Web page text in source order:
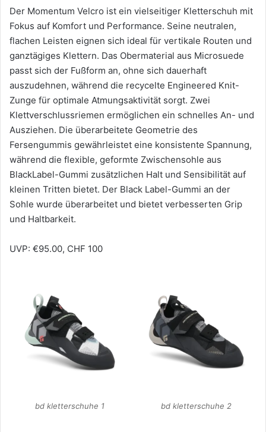
Der Momentum Velcro ist ein vielseitiger Kletterschuh mit
Fokus auf Komfort und Performance. Seine neutralen,
flachen Leisten eignen sich ideal für vertikale Routen und
ganztägiges Klettern. Das Obermaterial aus Microsuede
passt sich der Fußform an, ohne sich dauerhaft
auszudehnen, während die recycelte Engineered Knit-
Zunge für optimale Atmungsaktivität sorgt. Zwei
Klettverschlussriemen ermöglichen ein schnelles An- und
Ausziehen. Die überarbeitete Geometrie des
Fersengummis gewährleistet eine konsistente Spannung,
während die flexible, geformte Zwischensohle aus
BlackLabel-Gummi zusätzlichen Halt und Sensibilität auf
kleinen Tritten bietet. Der Black Label-Gummi an der
Sohle wurde überarbeitet und bietet verbesserten Grip
und Haltbarkeit.
UVP: €95.00, CHF 100
bd kletterschuhe 1 bd kletterschuhe 2